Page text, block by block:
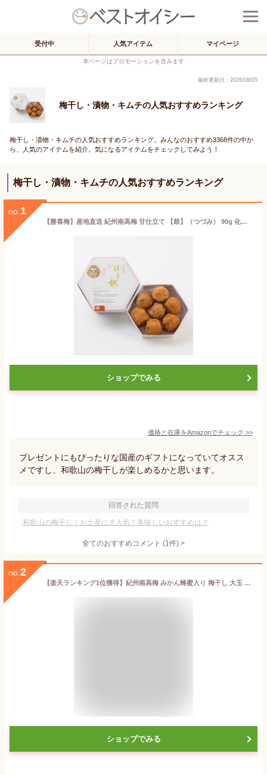
受付中 人気アイテム マイページ
本ページはプロモーションを含みます
最終更新日：2026/08/05
梅干し・漬物・キムチの人気おすすめランキング
梅干し・漬物・キムチの人気おすすめランキング。みんなのおすすめ3368件の中か
ら、人気のアイテムを紹介。気になるアイテムをチェックしてみよう！
梅干し・漬物・キムチの人気おすすめランキング
no. 1
【勝喜梅】産地直送 紀州南高梅 甘仕立て 【鼓】（つづみ） 90g 化粧箱入り 梅干し 勝僖梅 ショウキバイ しょうきばい プレゼント お土産 南高梅 和歌山 お試し
ショップでみる
価格と在庫をAmazonでチェック >>
プレゼントにもぴったりな国産のギフトになっていてオスス
メですし、和歌山の梅干しが楽しめるかと思います。
回答された質問
和歌山の梅干し｜お土産に大人気！美味しいおすすめは？
全てのおすすめコメント (1件) >
no. 2
【楽天ランキング1位獲得】紀州南高梅 みかん蜂蜜入り 梅干し 大玉 ビックリサイズ 塩分5％ 大粒 個包装梅美膳 マルチョウフーズ (10粒入)
ショップでみる